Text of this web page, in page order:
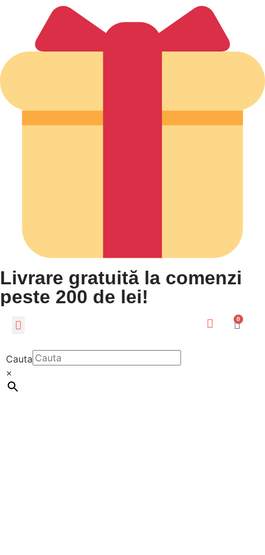
Livrare gratuită la comenzi
peste 200 de lei!
0
Cauta
×